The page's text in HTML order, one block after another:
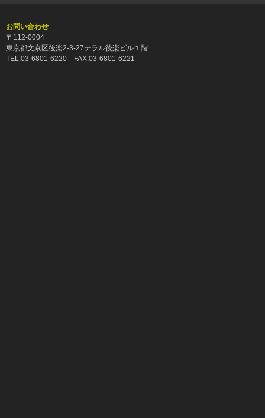
お問い合わせ
〒112-0004
東京都文京区後楽2-3-27テラル後楽ビル１階
TEL:03-6801-6220 FAX:03-6801-6221